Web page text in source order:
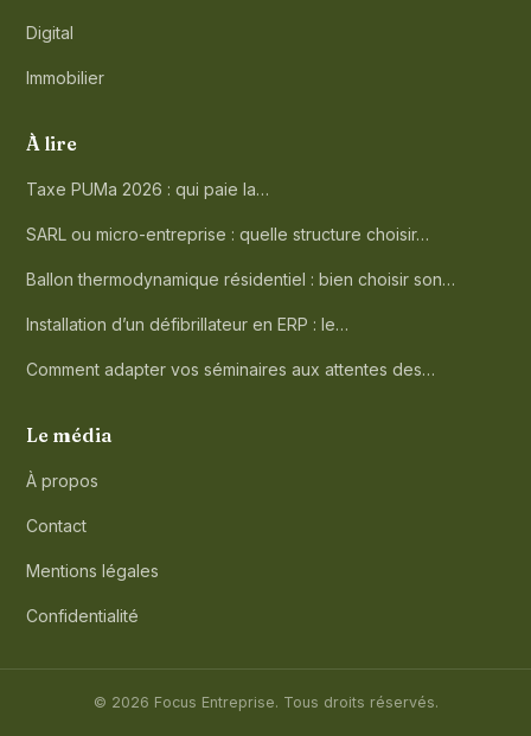
Digital
Immobilier
À lire
Taxe PUMa 2026 : qui paie la…
SARL ou micro-entreprise : quelle structure choisir…
Ballon thermodynamique résidentiel : bien choisir son…
Installation d’un défibrillateur en ERP : le…
Comment adapter vos séminaires aux attentes des…
Le média
À propos
Contact
Mentions légales
Confidentialité
© 2026 Focus Entreprise. Tous droits réservés.